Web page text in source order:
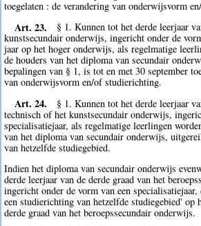
toegelaten : de verandering van onderwijsvorm
Art. 23.
§ 1. Kunnen tot het derde leerjaar
kunstsecundair onderwijs, ingericht onder de
jaar op het hoger onderwijs, als regelmatige
de houders van het diploma van secundair
bepalingen van § 1, is tot en met 30 september
van onderwijsvorm en/of studierichting.
Art. 24.
§ 1. Kunnen tot het derde leerjaar
technisch of het kunstsecundair onderwijs,
specialisatiejaar, als regelmatige leerlingen
van het diploma van secundair onderwijs,
van hetzelfde studiegebied.
Indien het diploma van secundair onderwijs
derde leerjaar van de derde graad van het
ingericht onder de vorm van een specialisatiejaar,
een studierichting van hetzelfde studiegebied' op
derde graad van het beroepssecundair onderwijs.